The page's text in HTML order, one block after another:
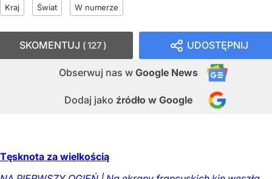
Kraj Świat W numerze
UDOSTĘPNIJ
Obserwuj nas w Google News
Dodaj jako źródło w Google
SKOMENTUJ 127
Tęsknota za wielkością